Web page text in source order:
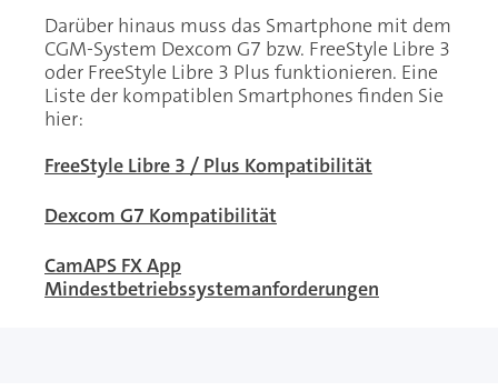
Darüber hinaus muss das Smartphone mit dem
CGM-System Dexcom G7 bzw. FreeStyle Libre 3
oder FreeStyle Libre 3 Plus funktionieren. Eine
Liste der kompatiblen Smartphones finden Sie
hier:
FreeStyle Libre 3 / Plus Kompatibilität
Dexcom G7 Kompatibilität
CamAPS FX App
Mindestbetriebssystemanforderungen